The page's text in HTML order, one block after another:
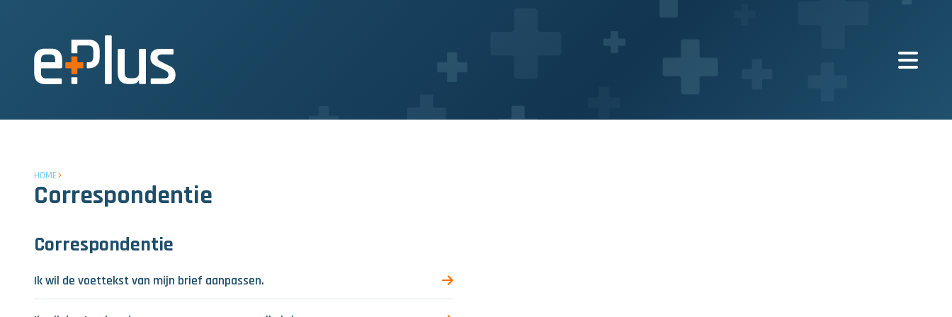
HOME
Correspondentie
Correspondentie
Ik wil de voettekst van mijn brief aanpassen.